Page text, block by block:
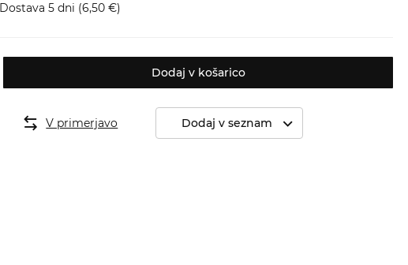
Dostava 5 dni (6,50 €)
Dodaj v košarico
V primerjavo Dodaj v seznam